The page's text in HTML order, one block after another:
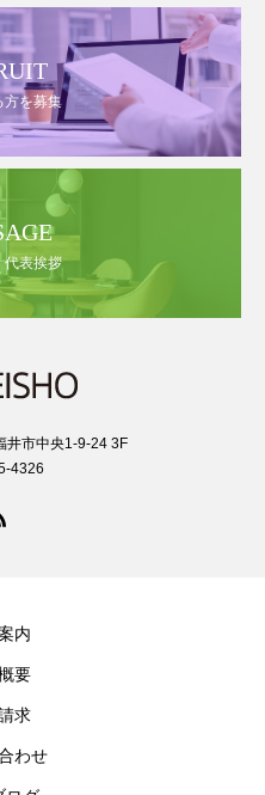
方を募集
代表挨拶
井市中央1-9-24 3F
4326
内
要
求
わせ